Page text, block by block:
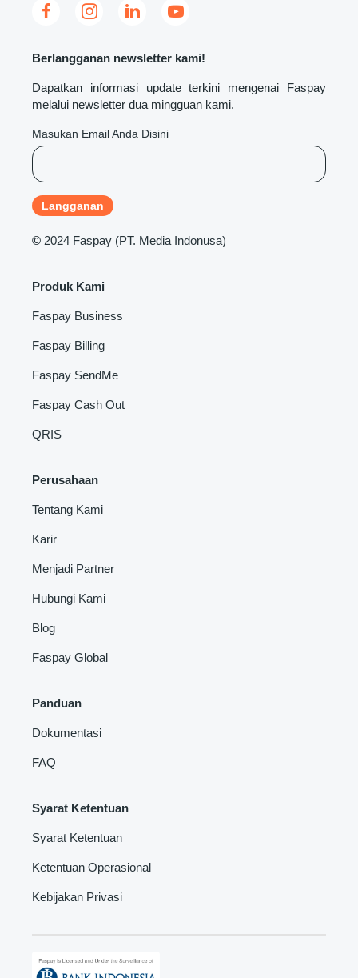
Berlangganan newsletter kami!
Dapatkan informasi update terkini mengenai Faspay
melalui newsletter dua mingguan kami.
Masukan Email Anda Disini
© 2024 Faspay (PT. Media Indonusa)
Produk Kami
Faspay Business
Faspay Billing
Faspay SendMe
Faspay Cash Out
QRIS
Perusahaan
Tentang Kami
Karir
Menjadi Partner
Hubungi Kami
Blog
Faspay Global
Panduan
Dokumentasi
FAQ
Syarat Ketentuan
Syarat Ketentuan
Ketentuan Operasional
Kebijakan Privasi